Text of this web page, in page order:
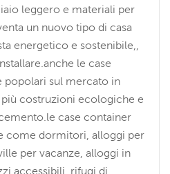
leggero e materiali per
un nuovo tipo di casa
energetico e sostenibile,,
le case
popolari sul mercato in
costruzioni ecologiche e
case container
come dormitori, alloggi per
per vacanze, alloggi in
accessibili, rifugi di